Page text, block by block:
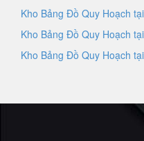
Kho Bảng Đồ Quy Hoạch
Kho Bảng Đồ Quy Hoạch
Kho Bảng Đồ Quy Hoạch